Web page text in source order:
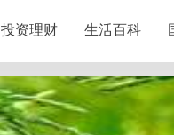
投资理财 生活百科